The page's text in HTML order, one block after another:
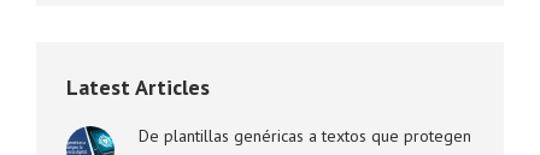
Latest Articles
De plantillas genéricas a textos que protegen